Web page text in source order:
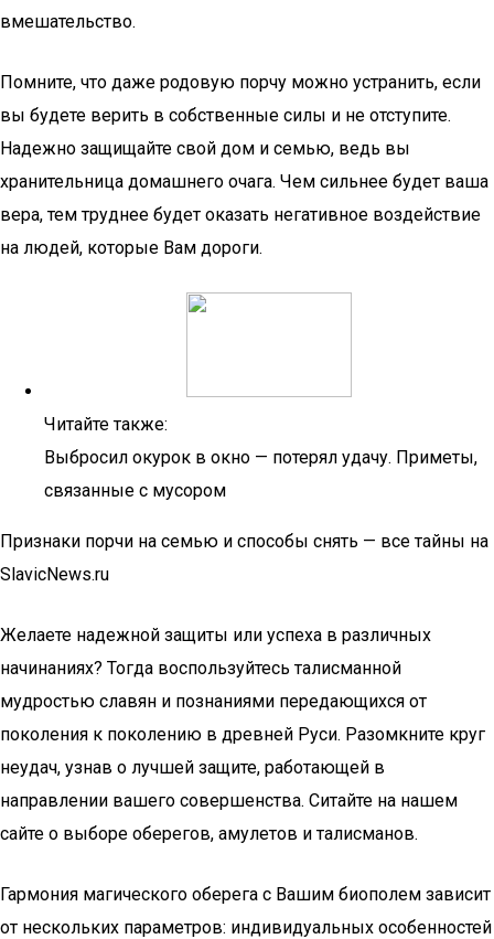
вмешательство.
Помните, что даже родовую порчу можно устранить, если
вы будете верить в собственные силы и не отступите.
Надежно защищайте свой дом и семью, ведь вы
хранительница домашнего очага. Чем сильнее будет ваша
вера, тем труднее будет оказать негативное воздействие
на людей, которые Вам дороги.
Читайте также:
Выбросил окурок в окно — потерял удачу. Приметы,
связанные с мусором
Признаки порчи на семью и способы снять — все тайны на
SlavicNews.ru
Желаете надежной защиты или успеха в различных
начинаниях? Тогда воспользуйтесь талисманной
мудростью славян и познаниями передающихся от
поколения к поколению в древней Руси. Разомкните круг
неудач, узнав о лучшей защите, работающей в
направлении вашего совершенства. Ситайте на нашем
сайте о выборе оберегов, амулетов и талисманов.
Гармония магического оберега с Вашим биополем зависит
от нескольких параметров: индивидуальных особенностей